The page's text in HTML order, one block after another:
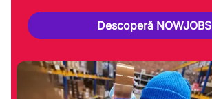
Descoperă NOWJOBS